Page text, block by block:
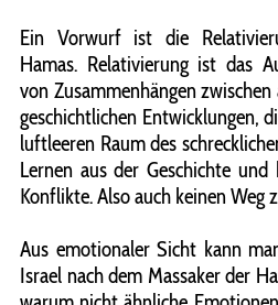
Ein Vorwurf ist die
Hamas. Relativierung ist das
von Zusammenhängen
geschichtlichen Entwicklungen,
luftleeren Raum des
Lernen aus der Geschichte
Konflikte. Also auch keinen Weg
Aus emotionaler Sicht kann
Israel nach dem Massaker der